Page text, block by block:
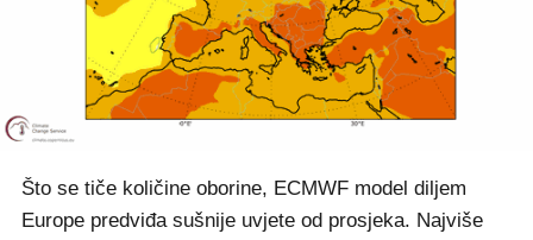
Što se tiče količine oborine, ECMWF model diljem
Europe predviđa sušnije uvjete od prosjeka. Najviše